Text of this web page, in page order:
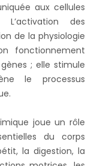
aux cellules
des
de la physiologie
fonctionnement
; elle stimule
le processus
joue un rôle
du corps
la digestion, la